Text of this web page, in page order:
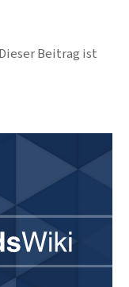
Dieser Beitrag ist